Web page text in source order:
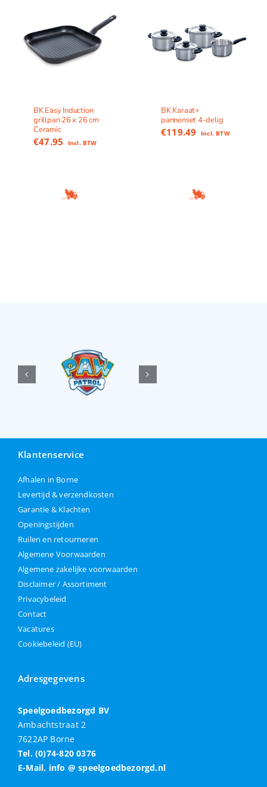
BK Easy Induction
grillpan 26 x 26 cm
Ceramic
€47.95 Incl. BTW
BK Karaat+
pannenset 4-delig
€119.49 Incl. BTW
Klantenservice
Afhalen in Borne
Levertijd & verzendkosten
Garantie & Klachten
Openingstijden
Ruilen en retourneren
Algemene Voorwaarden
Algemene zakelijke voorwaarden
Disclaimer / Assortiment
Privacybeleid
Contact
Vacatures
Cookiebeleid (EU)
Adresgegevens
Speelgoedbezorgd BV
Ambachtstraat 2
7622AP Borne
Tel. (0)74-820 0376
E-Mail. info @ speelgoedbezorgd.nl